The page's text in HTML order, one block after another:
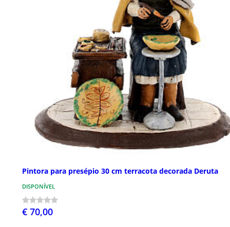
Pintora para presépio 30 cm terracota decorada Deruta
DISPONÍVEL
€ 70,00